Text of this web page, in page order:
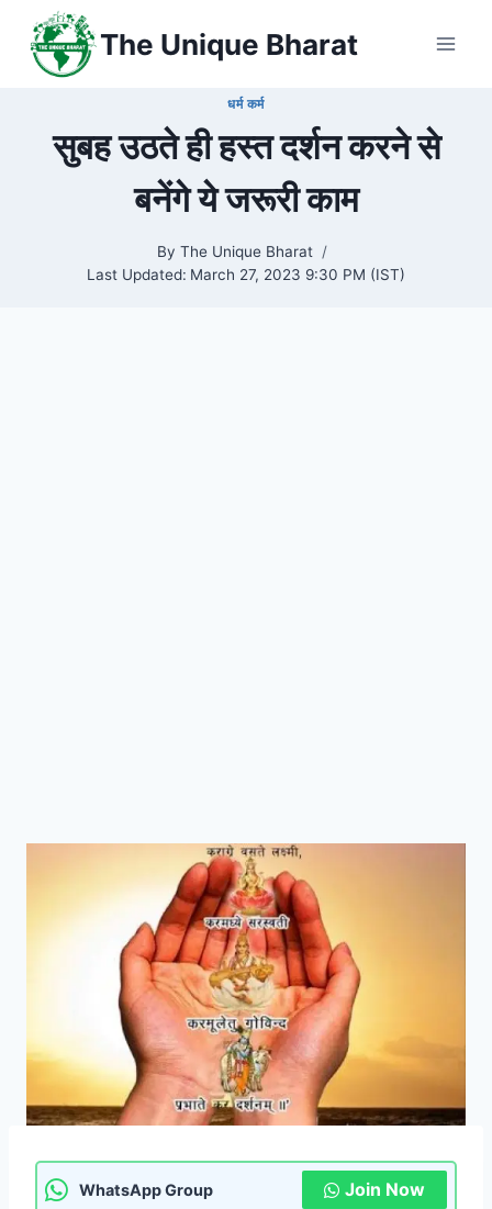
content
The Unique Bharat
धर्म कर्म
सुबह उठते ही हस्त दर्शन करने से
बनेंगे ये जरूरी काम
By The Unique Bharat
Last Updated: March 27, 2023 9:30 PM (IST)
WhatsApp Group Join Now